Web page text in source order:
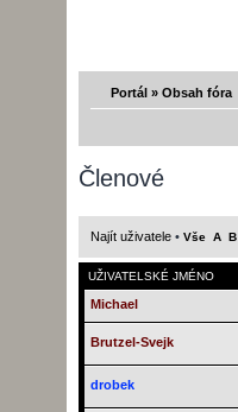
Portál» Obsah fóra
Členové
Najít uživatele• Vše A B
UŽIVATELSKÉ JMÉNO
Michael
Brutzel-Svejk
drobek